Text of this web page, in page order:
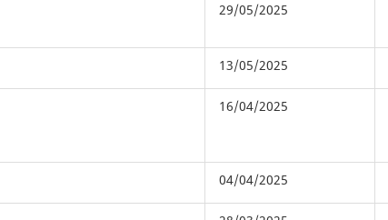
29/05/2025
13/05/2025
16/04/2025
04/04/2025